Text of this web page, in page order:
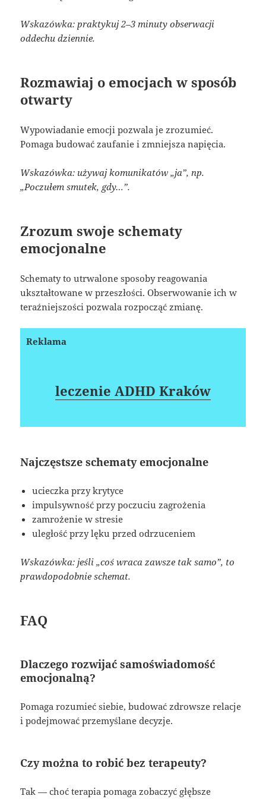
Wskazówka: praktykuj 2–3 minuty obserwacji
oddechu dziennie.
Rozmawiaj o emocjach w sposób
otwarty
Wypowiadanie emocji pozwala je zrozumieć.
Pomaga budować zaufanie i zmniejsza napięcia.
Wskazówka: używaj komunikatów „ja”, np.
„Poczułem smutek, gdy…”.
Zrozum swoje schematy
emocjonalne
Schematy to utrwalone sposoby reagowania
ukształtowane w przeszłości. Obserwowanie ich w
teraźniejszości pozwala rozpocząć zmianę.
Reklama
leczenie ADHD Kraków
Najczęstsze schematy emocjonalne
ucieczka przy krytyce
impulsywność przy poczuciu zagrożenia
zamrożenie w stresie
uległość przy lęku przed odrzuceniem
Wskazówka: jeśli „coś wraca zawsze tak samo”, to
prawdopodobnie schemat.
FAQ
Dlaczego rozwijać samoświadomość
emocjonalną?
Pomaga rozumieć siebie, budować zdrowsze relacje
i podejmować przemyślane decyzje.
Czy można to robić bez terapeuty?
Tak — choć terapia pomaga zobaczyć głębsze